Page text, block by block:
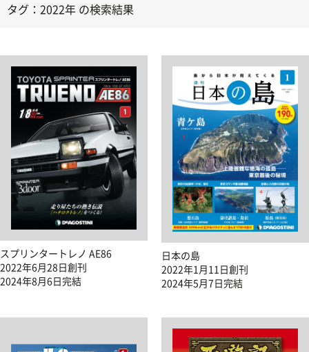
タグ：2022年 の検索結果
スプリンタートレノ AE86
2022年6月28日創刊
2024年8月6日完結
日本の島
2022年1月11日創刊
2024年5月7日完結